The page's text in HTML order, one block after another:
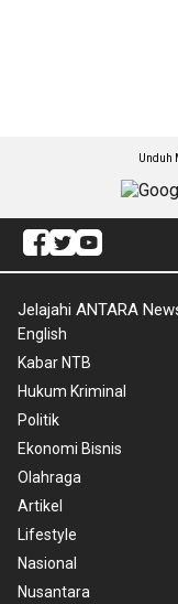
Unduh
Jelajahi ANTARA
English
Kabar NTB
Hukum Kriminal
Politik
Ekonomi Bisnis
Olahraga
Artikel
Lifestyle
Nasional
Nusantara